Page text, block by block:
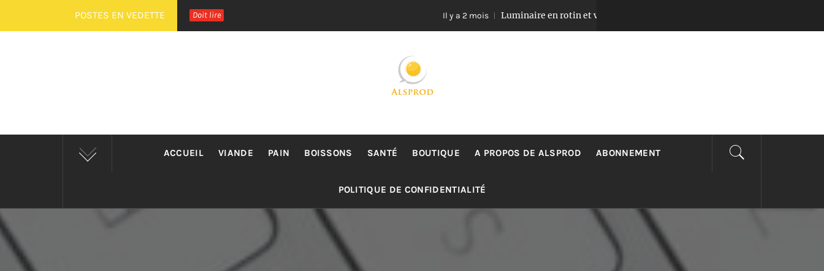
au
POSTES EN VEDETTE Doit lire Luminaire en rotin et verre pour chambre avec lumière chaleureuse
ALSPROD
Site De Partage De Délicieux Plats
ACCUEIL VIANDE PAIN BOISSONS SANTÉ BOUTIQUE A PROPOS DE ALSPROD ABONNEMENT
POLITIQUE DE CONFIDENTIALITÉ